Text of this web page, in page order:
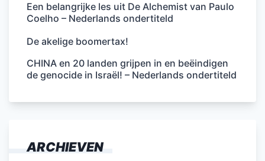
Een belangrijke les uit De Alchemist van Paulo
Coelho – Nederlands ondertiteld
De akelige boomertax!
CHINA en 20 landen grijpen in en beëindigen
de genocide in Israël! – Nederlands ondertiteld
ARCHIEVEN